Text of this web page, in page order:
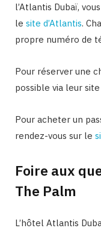
l’Atlantis Dubaï,
le site d’Atlantis.
propre numéro de
Pour réserver une
possible via leur
Pour acheter un
rendez-vous sur le
Foire aux
The Palm
L’hôtel Atlantis